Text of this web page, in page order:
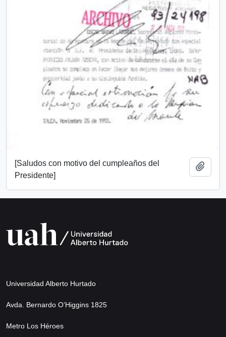
[Saludos con motivo del cumpleaños del
Presidente]
Universidad Alberto Hurtado
Avda. Bernardo O’Higgins 1825
Metro Los Héroes